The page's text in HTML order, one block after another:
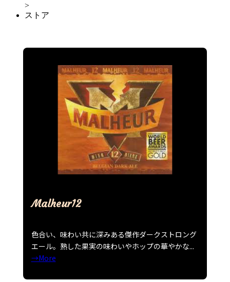
>
ストア
Malheur12
色合い、味わい共に深みある傑作ダークストロング
エール。熟した果実の味わいやホップの華やかな...
→More